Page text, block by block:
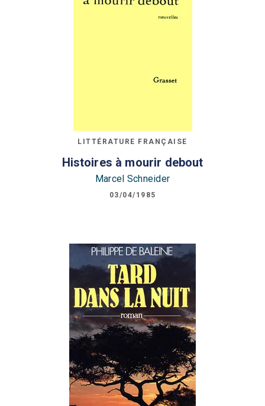
LITTÉRATURE FRANÇAISE
Histoires à mourir debout
Marcel Schneider
03/04/1985